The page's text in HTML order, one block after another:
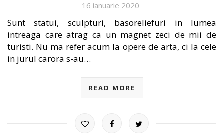
16 ianuarie 2020
Sunt statui, sculpturi, basoreliefuri in lumea
intreaga care atrag ca un magnet zeci de mii de
turisti. Nu ma refer acum la opere de arta, ci la cele
in jurul carora s-au…
READ MORE